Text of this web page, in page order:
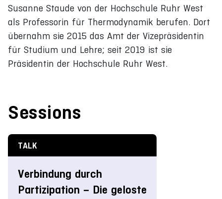
Susanne Staude von der Hochschule Ruhr West
als Professorin für Thermodynamik berufen. Dort
übernahm sie 2015 das Amt der Vizepräsidentin
für Studium und Lehre; seit 2019 ist sie
Präsidentin der Hochschule Ruhr West.
Sessions
TALK
Verbindung durch
Partizipation – Die geloste